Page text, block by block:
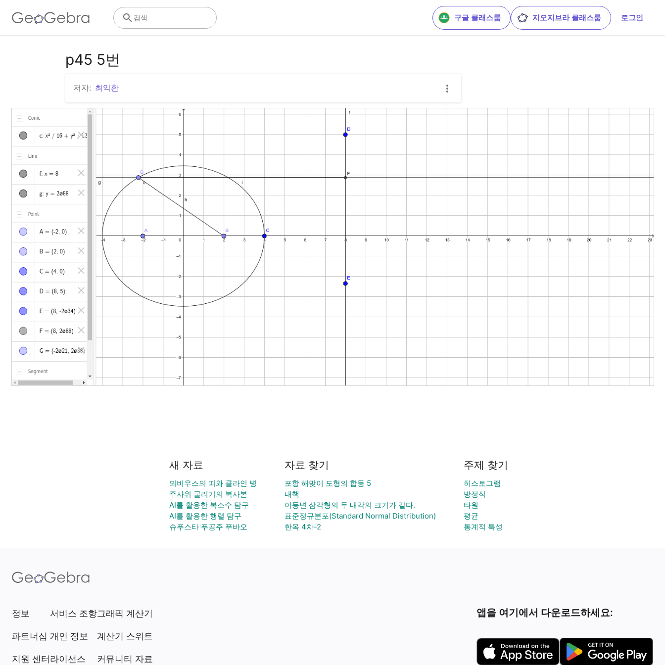
구글 클래스룸 지오지브라 클래스룸 로그인
검색
p45 5번
저자: 최익환
새 자료
뫼비우스의 띠와 클라인 병
주사위 굴리기의 복사본
AI를 활용한 복소수 탐구
AI를 활용한 행렬 탐구
슈푸스타 푸공주 푸바오
자료 찾기
포항 해맞이 도형의 합동 5
내책
이등변 삼각형의 두 내각의 크기가 같다.
표준정규분포(Standard Normal Distribution)
한옥 4차-2
주제 찾기
히스토그램
방정식
타원
평균
통계적 특성
정보
파트너십
지원 센터
서비스 조항
개인 정보
라이선스
그래픽 계산기
계산기 스위트
커뮤니티 자료
앱을 여기에서 다운로드하세요: